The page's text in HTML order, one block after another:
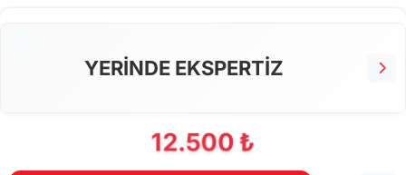
YERİNDE EKSPERTİZ
12.500 ₺